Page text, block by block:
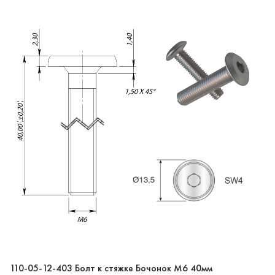
110-05-12-403 Болт к стяжке Бочонок M6 40мм